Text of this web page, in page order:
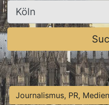
Ort, Stadt
Journalismus, PR,